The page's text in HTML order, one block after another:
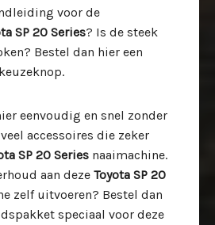
voor de
SP 20 Series? Is de steek
Bestel dan hier een
eenvoudig en snel zonder
accessoires die zeker
SP 20 Series naaimachine.
aan deze Toyota SP 20
zelf uitvoeren? Bestel dan
speciaal voor deze